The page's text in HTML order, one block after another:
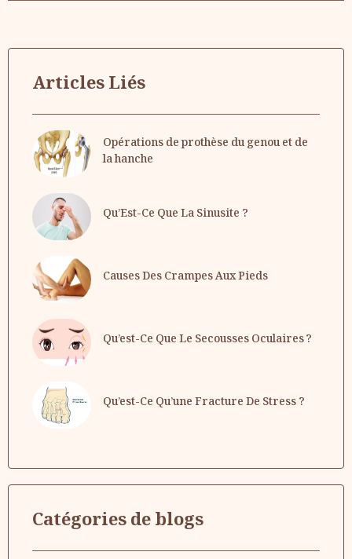
Articles Liés
Opérations de prothèse du genou et de
la hanche
Qu’Est-Ce Que La Sinusite ?
Causes Des Crampes Aux Pieds
Qu’est-Ce Que Le Secousses Oculaires ?
Qu’est-Ce Qu’une Fracture De Stress ?
Catégories de blogs